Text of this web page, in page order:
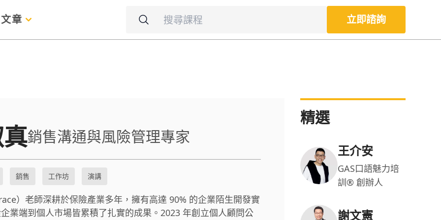
文章 立即諮詢
銷售溝通與風險管理專家
銷售 工作坊 演講
）老師深耕於保險產業多年，擁有高達 90% 的企業陌生開發實
業端到個人市場皆累積了扎實的成果。2023 年創立個人顧問公
精選
王介安
GAS口語魅力培
訓® 創辦人
謝文憲